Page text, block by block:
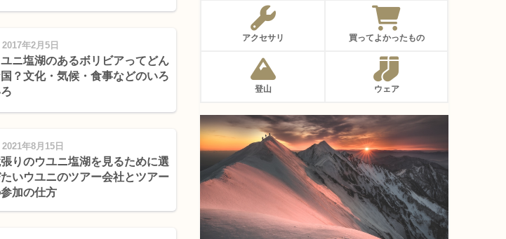
2017年2月5日
ユニ塩湖のあるボリビアってどん
？文化・気候・食事などのいろ
2021年8月15日
りのウユニ塩湖を見るために選
いウユニのツアー会社とツアー
加の仕方
アクセサリ 買ってよかったもの
登山 ウェア